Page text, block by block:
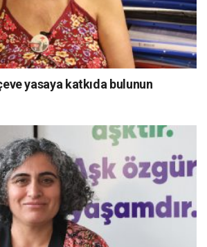
yasaya katkıda bulunun